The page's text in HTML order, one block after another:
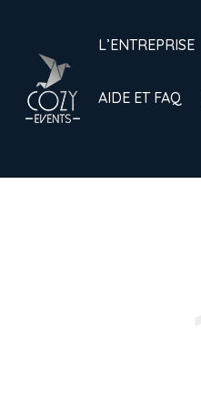
L’ENTREPRISE
AIDE ET FAQ